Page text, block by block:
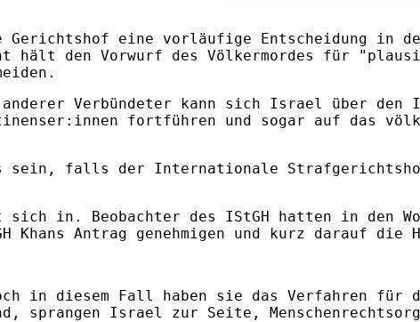
eine vorläufige Entscheidung in
hält den Vorwurf des Völkermordes für
anderer Verbündeter kann sich Israel über
fortführen und sogar auf das
sein, falls der Internationale
in. Beobachter des IStGH hatten in den
Khans Antrag genehmigen und kurz darauf
in diesem Fall haben sie das Verfahren für
sprangen Israel zur Seite,